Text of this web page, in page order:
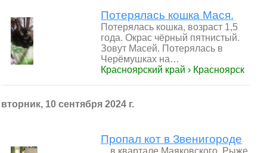
Потерялась кошка Мася.
Потерялась кошка, возраст 1,5
года. Окрас чёрный пятнистый.
Зовут Масей. Потерялась в
Черёмушках на…
Красноярский край › Красноярск
вторник, 10 сентября 2024 г.
Пропал кот в Звенигороде
…в квартале Маяковского. Рыже